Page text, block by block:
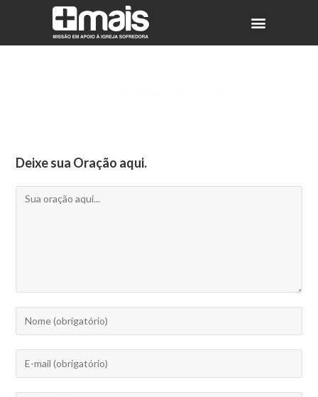
Deixe sua Oração aqui.